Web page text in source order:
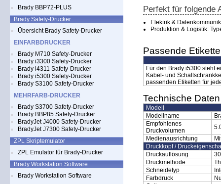
Brady BBP72-PLUS
Brady Safety-Drucker
Übersicht Brady Safety-Drucker
EINFARBDRUCKER
Brady M710 Safety-Drucker
Brady i3300 Safety-Drucker
Brady i4311 Safety-Drucker
Brady i5300 Safety-Drucker
Brady S3100 Safety-Drucker
MEHRFARB-DRUCKER
Brady S3700 Safety-Drucker
Brady BBP85 Safety-Drucker
BradyJet J4000 Safety-Drucker
BradyJet J7300 Safety-Drucker
ZPL Skriptemulator
ZPL Emulator für Brady-Drucker
Brady Workstation Software
Brady Workstation Software
Perfekt für folgende
Elektrik &
Produktion & Logistik:
Passende
Für den Brady i5300 steht
Kabel- und
passenden Etiketten für
Technische
Modell
Modellname
Empfohlenes
Druckvolumen
Medienausrichtung
Druckkopf /
Druckauflösung
Druckmethode
Schneidetyp
Farbdruck